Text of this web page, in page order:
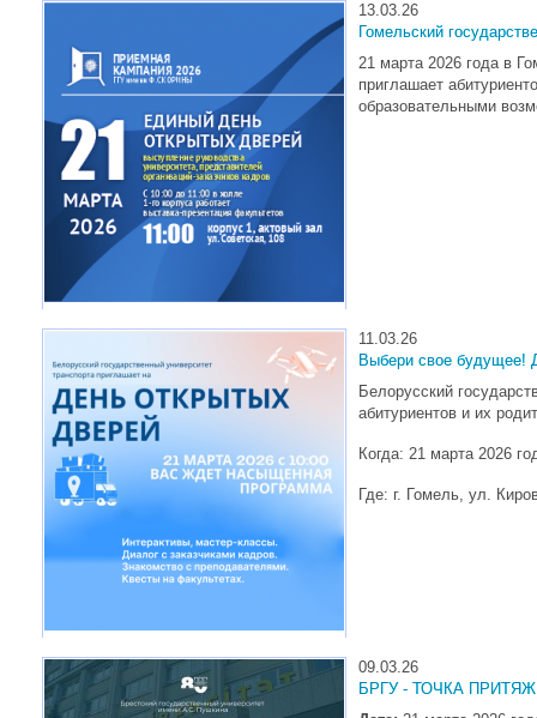
13.03.26
Гомельский
21 марта 2026 года в
приглашает
образовательными
11.03.26
Выбери свое будущее!
Белорусский
абитуриентов и их
Когда: 21 марта 2026
Где: г. Гомель, ул.
09.03.26
БРГУ - ТОЧКА